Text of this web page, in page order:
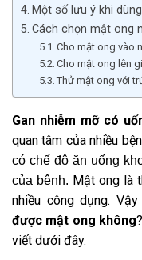
Một số lưu ý khi
Cách chọn mật ong
Cho mật ong vào
Cho mật ong lên
Thử mật ong với
Gan nhiễm mỡ có
quan tâm của nhiều
có chế độ ăn uống
của bệnh. Mật ong là
nhiều công dụng.
được mật ong không
viết dưới đây.